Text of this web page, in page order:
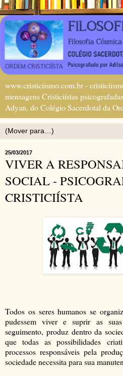
www.cristiciismo.com.br -
mensagens Cristiciístas
Adyan, do Colégio Sacerdotal da
25/03/2017
VIVER A
SOCIAL -
CRISTICIÍSTA
Todos os seres humanos se
pudessem viver e suprir as suas
seguimento, produz dentro da
que todas as possibilidades
processos responsáveis pela
sociedade necessita para sua